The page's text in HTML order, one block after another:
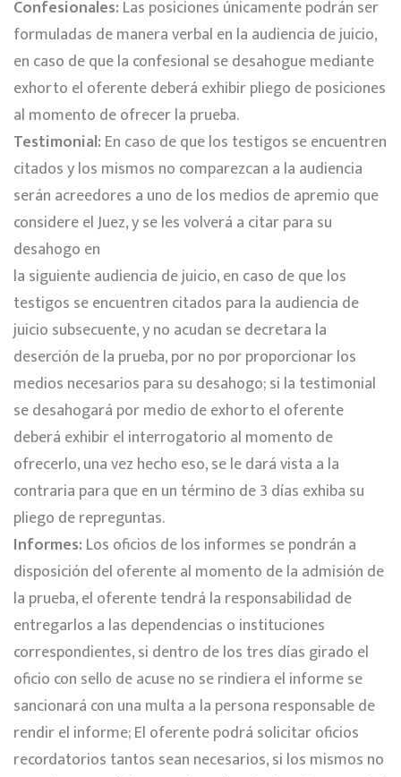
Confesionales: Las posiciones únicamente podrán ser
formuladas de manera verbal en la audiencia de juicio,
en caso de que la confesional se desahogue mediante
exhorto el oferente deberá exhibir pliego de posiciones
al momento de ofrecer la prueba.
Testimonial: En caso de que los testigos se encuentren
citados y los mismos no comparezcan a la audiencia
serán acreedores a uno de los medios de apremio que
considere el Juez, y se les volverá a citar para su
desahogo en
la siguiente audiencia de juicio, en caso de que los
testigos se encuentren citados para la audiencia de
juicio subsecuente, y no acudan se decretara la
deserción de la prueba, por no por proporcionar los
medios necesarios para su desahogo; si la testimonial
se desahogará por medio de exhorto el oferente
deberá exhibir el interrogatorio al momento de
ofrecerlo, una vez hecho eso, se le dará vista a la
contraria para que en un término de 3 días exhiba su
pliego de repreguntas.
Informes: Los oficios de los informes se pondrán a
disposición del oferente al momento de la admisión de
la prueba, el oferente tendrá la responsabilidad de
entregarlos a las dependencias o instituciones
correspondientes, si dentro de los tres días girado el
oficio con sello de acuse no se rindiera el informe se
sancionará con una multa a la persona responsable de
rendir el informe; El oferente podrá solicitar oficios
recordatorios tantos sean necesarios, si los mismos no